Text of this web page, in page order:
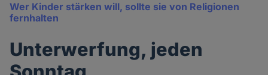
Wer Kinder stärken will, sollte sie von Religionen
fernhalten
Unterwerfung, jeden